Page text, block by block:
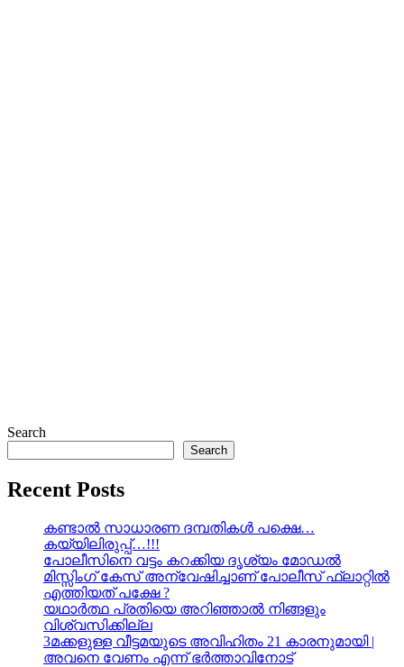
Search
Search
Recent Posts
കണ്ടാൽ സാധാരണ ദമ്പതികൾ പക്ഷെ…
കയ്യിലിരുപ്പ്…!!!
പോലീസിനെ വട്ടം കറക്കിയ ദൃശ്യം മോഡല്‍
മിസ്സിംഗ് കേസ് അന്വേഷിച്ചാണ് പോലീസ് ഫ്ലാറ്റിൽ
എത്തിയത് പക്ഷേ ?
യഥാർത്ഥ പ്രതിയെ അറിഞ്ഞാൽ നിങ്ങളും
വിശ്വസിക്കില്ല
3മക്കളുള്ള വീട്ടമയുടെ അവിഹിതം 21 കാരനുമായി |
അവനെ വേണം എന്ന് ഭർത്താവിനോട്